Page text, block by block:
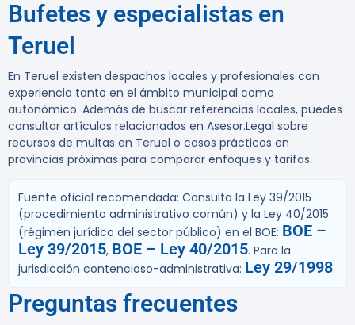
Bufetes y especialistas en
Teruel
En Teruel existen despachos locales y profesionales con
experiencia tanto en el ámbito municipal como
autonómico. Además de buscar referencias locales, puedes
consultar artículos relacionados en Asesor.Legal sobre
recursos de multas en Teruel o casos prácticos en
provincias próximas para comparar enfoques y tarifas.
Fuente oficial recomendada: Consulta la Ley 39/2015
(procedimiento administrativo común) y la Ley 40/2015
(régimen jurídico del sector público) en el BOE: BOE –
Ley 39/2015, BOE – Ley 40/2015. Para la
jurisdicción contencioso-administrativa: Ley 29/1998.
Preguntas frecuentes